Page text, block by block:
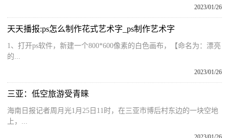
2023/01/26
天天播报:ps怎么制作花式艺术字_ps制作艺术字
1、打开ps软件，新建一个800*600像素的白色画布，【命名为：漂亮
的...
2023/01/26
三亚：低空旅游受青睐
海南日报记者周月光1月25日11时，在三亚市博后村东边的一块空地
上，...